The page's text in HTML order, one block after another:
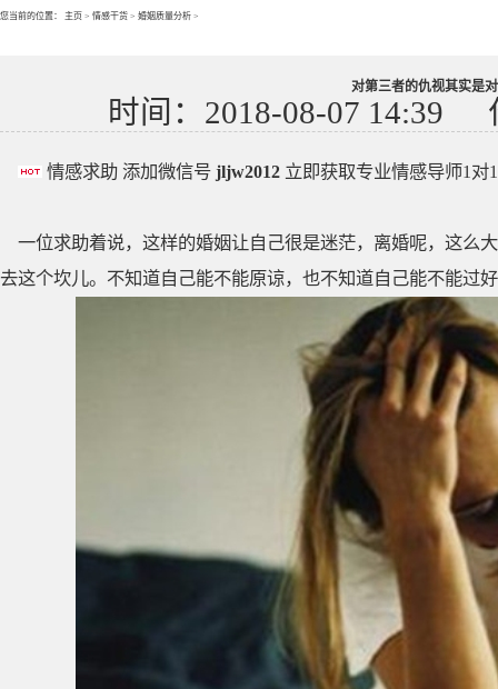
您当前的位置： 主页 > 情感干货 > 婚姻质量分析 >
对第三者的仇视其实是
时间：2018-08-07 14:39
情感求助 添加微信号 jljw2012 立即获取专业情感导师1对
一位求助着说，这样的婚姻让自己很是迷茫，离婚呢，这么
去这个坎儿。不知道自己能不能原谅，也不知道自己能不能过